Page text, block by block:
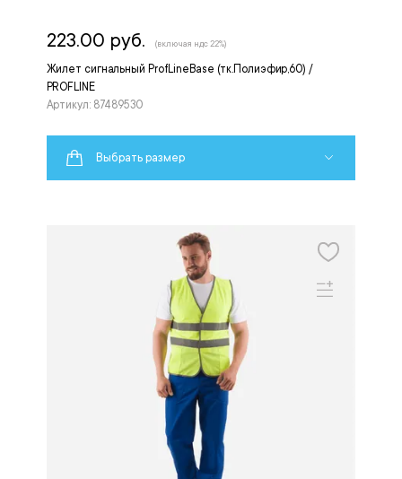
Жилет сигнальный ProfLineBase (тк.Полиэфир,60) /
PROFLINE
Артикул: 87489530
223.00 руб. (включая ндс 22%)
Выбрать размер